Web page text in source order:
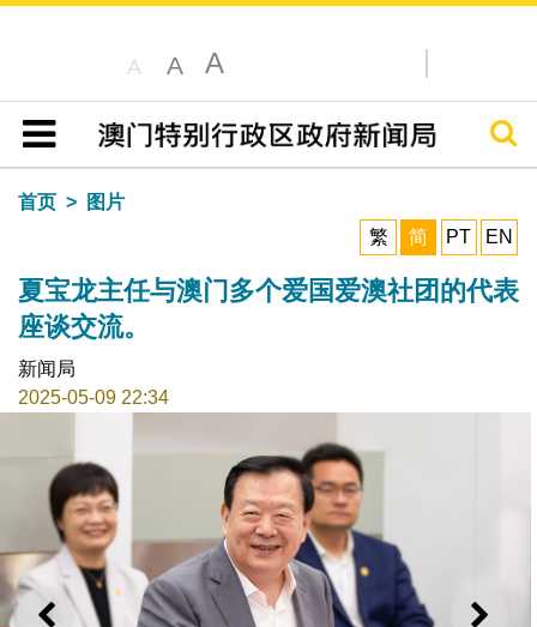
A A A
目录
搜寻
首页
图片
繁
简 PT EN
夏宝龙主任与澳门多个爱国爱澳社团的代表
座谈交流。
新闻局
2025-05-09 22:34